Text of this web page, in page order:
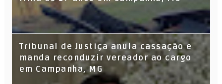
Tribunal de Justiça anula cassação e
manda reconduzir vereador ao cargo
em Campanha, MG